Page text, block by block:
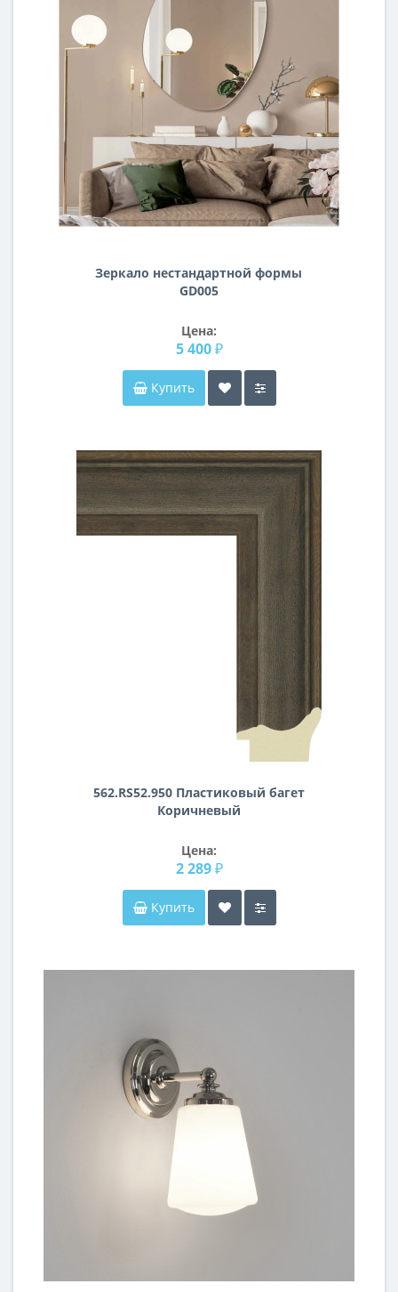
Зеркало нестандартной формы
GD005
Цена:
5 400 ₽
Купить
562.RS52.950 Пластиковый багет
Коричневый
Цена:
2 289 ₽
Купить